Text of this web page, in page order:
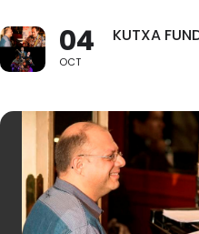
04
OCT
KUTXA